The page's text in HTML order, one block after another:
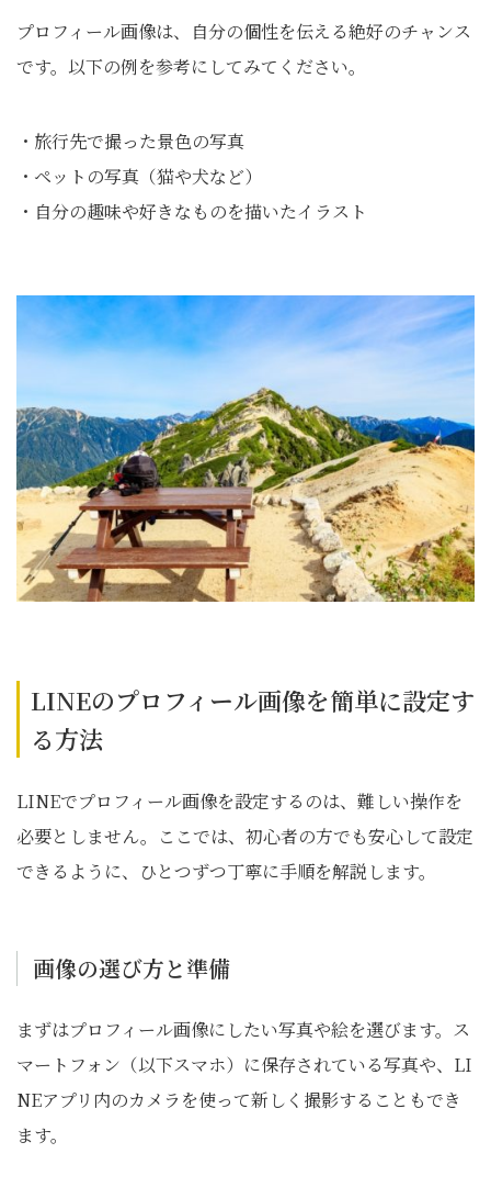
プロフィール画像は、自分の個性を伝える絶好のチャンス
です。以下の例を参考にしてみてください。
・旅行先で撮った景色の写真
・ペットの写真（猫や犬など）
・自分の趣味や好きなものを描いたイラスト
LINEのプロフィール画像を簡単に設定す
る方法
LINEでプロフィール画像を設定するのは、難しい操作を
必要としません。ここでは、初心者の方でも安心して設定
できるように、ひとつずつ丁寧に手順を解説します。
画像の選び方と準備
まずはプロフィール画像にしたい写真や絵を選びます。ス
マートフォン（以下スマホ）に保存されている写真や、LI
NEアプリ内のカメラを使って新しく撮影することもでき
ます。